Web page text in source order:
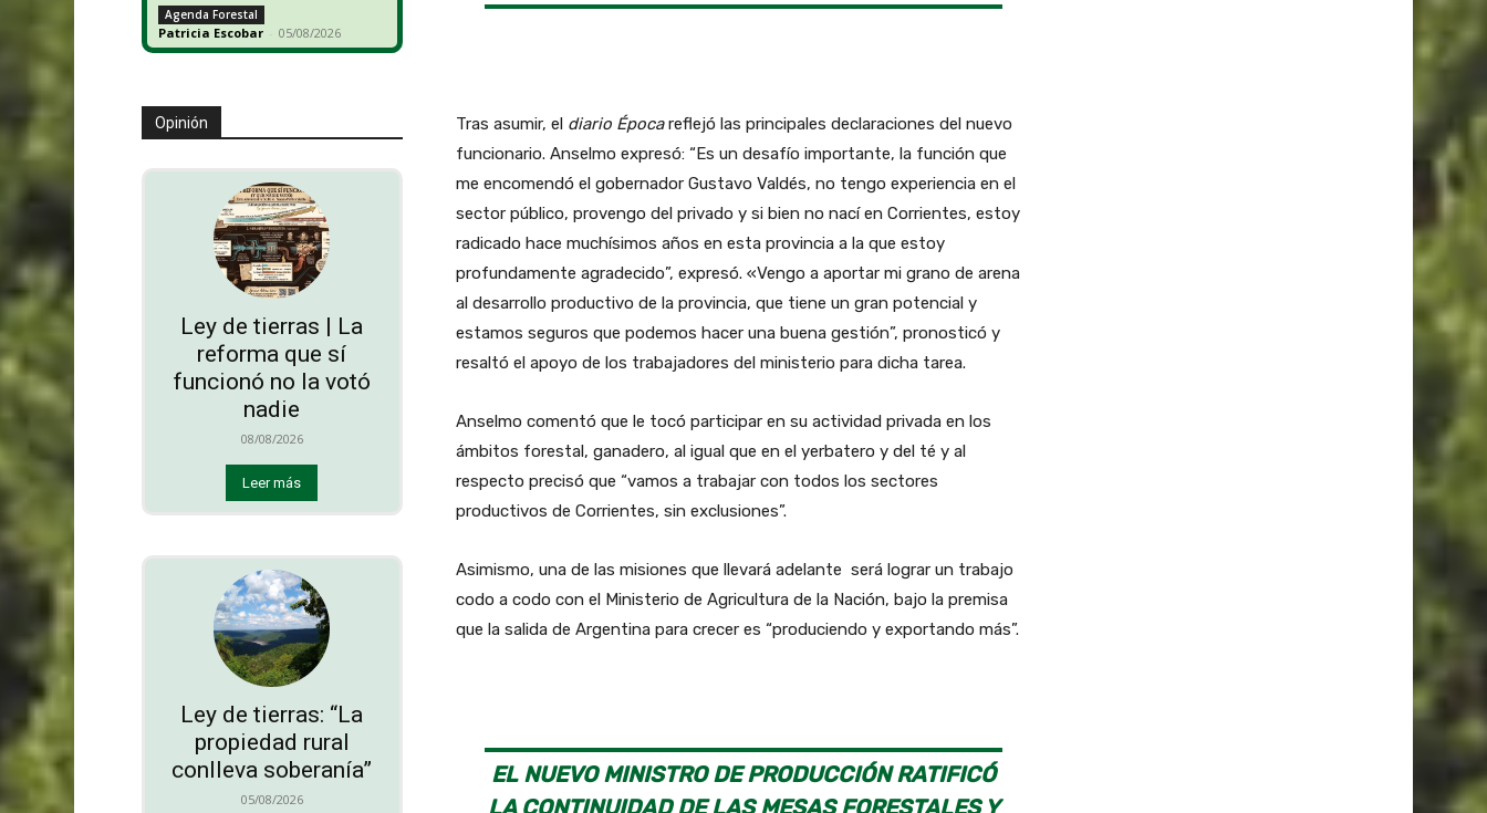
Agenda Forestal
Patricia Escobar - 05/08/2026
Opinión
Ley de tierras | La
reforma que sí
funcionó no la votó
nadie
08/08/2026
Leer más
Ley de tierras: “La
propiedad rural
conlleva soberanía”
05/08/2026
Tras asumir, el diario Épocareflejó las principales declaraciones del nuevo
funcionario. Anselmo expresó: “Es un desafío importante, la función que
me encomendó el gobernador Gustavo Valdés, no tengo experiencia en el
sector público, provengo del privado y si bien no nací en Corrientes, estoy
radicado hace muchísimos años en esta provincia a la que estoy
profundamente agradecido”, expresó. «Vengo a aportar mi grano de arena
al desarrollo productivo de la provincia, que tiene un gran potencial y
estamos seguros que podemos hacer una buena gestión”, pronosticó y
resaltó el apoyo de los trabajadores del ministerio para dicha tarea.
Anselmo comentó que le tocó participar en su actividad privada en los
ámbitos forestal, ganadero, al igual que en el yerbatero y del té y al
respecto precisó que “vamos a trabajar con todos los sectores
productivos de Corrientes, sin exclusiones”.
Asimismo, una de las misiones que llevará adelante será lograr un trabajo
codo a codo con el Ministerio de Agricultura de la Nación, bajo la premisa
que la salida de Argentina para crecer es “produciendo y exportando más”.
EL NUEVO MINISTRO DE PRODUCCIÓN RATIFICÓ